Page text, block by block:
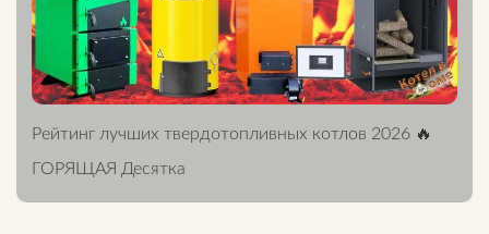
Рейтинг лучших твердотопливных котлов 2026 🔥
ГОРЯЩАЯ Десятка